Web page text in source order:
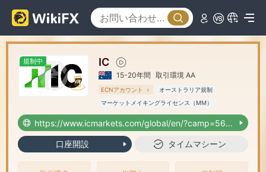
規制中 IC
15-20年間 取引環境 AA
ECNアカウント
オーストラリア規制
マーケットメイキングライセンス（MM）
MT4フルライセンス
グローバル展開
https://www.icmarkets.com/global/en/?camp=56118
口座開設 タイムマシーン
3
4
5
6
3
4
5
6